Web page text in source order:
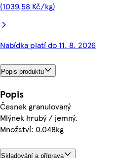
(1039,58 Kč/kg)
Nabídka platí do 11. 8. 2026
Popis produktu
Popis
Česnek granulovaný
Mlýnek hrubý / jemný.
Množství: 0.048kg
Skladování a příprava